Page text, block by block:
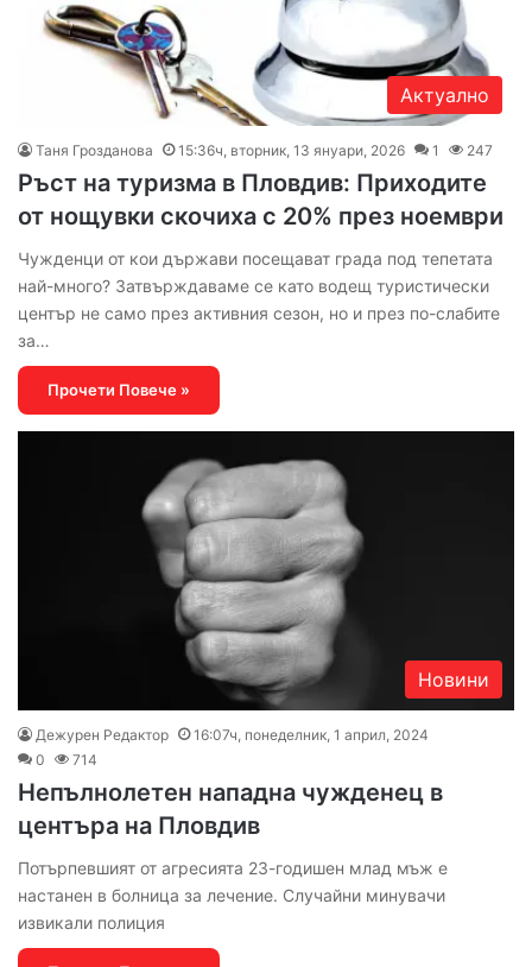
Актуално
Таня Грозданова 15:36ч, вторник, 13 януари, 2026 1 247
Ръст на туризма в Пловдив: Приходите
от нощувки скочиха с 20% през ноември
Чужденци от кои държави посещават града под тепетата
най-много? Затвърждаваме се като водещ туристически
център не само през активния сезон, но и през по-слабите
за…
Прочети Повече »
Новини
Дежурен Редактор
16:07ч, понеделник, 1 април, 2024
0
714
Непълнолетен нападна чужденец в
центъра на Пловдив
Потърпевшият от агресията 23-годишен млад мъж е
настанен в болница за лечение. Случайни минувачи
извикали полиция